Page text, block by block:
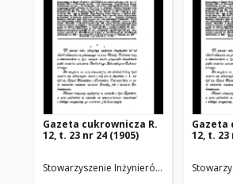
Gazeta cukrownicza R.
12, t. 23 nr 24 (1905)
Stowarzyszenie Inżynierów i Techników
Gazeta
12, t. 23